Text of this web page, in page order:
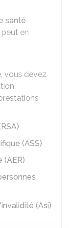
santé
en
vous devez
(ASS)
(AER)
(Asi)